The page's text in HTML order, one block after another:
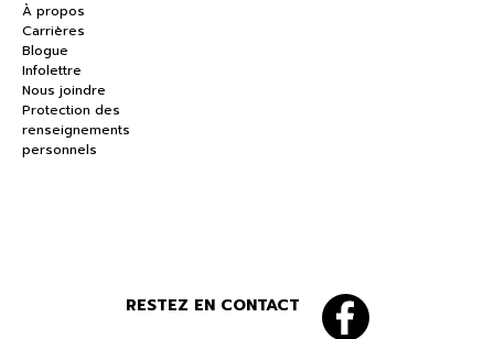
À propos
Carrières
Blogue
Infolettre
Nous joindre
Protection des
renseignements
personnels
RESTEZ EN CONTACT